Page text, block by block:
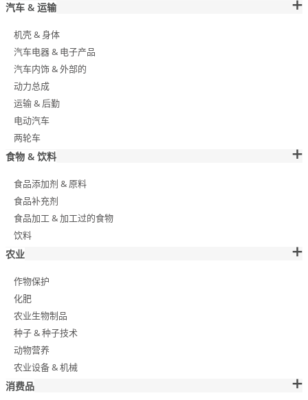
汽车 & 运输
机壳 & 身体
汽车电器 & 电子产品
汽车内饰 & 外部的
动力总成
运输 & 后勤
电动汽车
两轮车
食物 & 饮料
食品添加剂 & 原料
食品补充剂
食品加工 & 加工过的食物
饮料
农业
作物保护
化肥
农业生物制品
种子 & 种子技术
动物营养
农业设备 & 机械
消费品